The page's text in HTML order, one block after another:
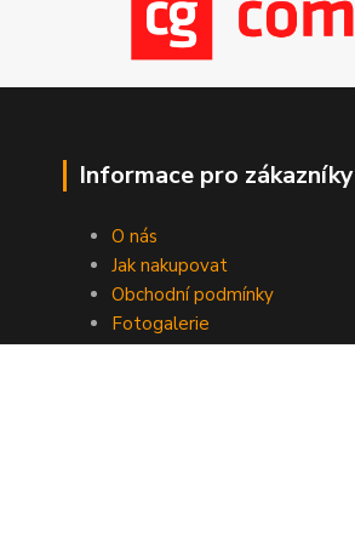
Informace pro zákazníky
O nás
Jak nakupovat
Obchodní podmínky
Fotogalerie
Kontakty